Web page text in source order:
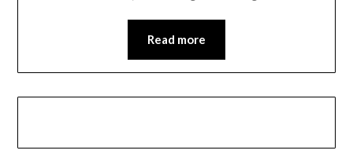
Read more